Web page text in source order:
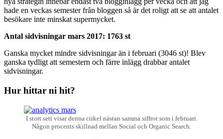
hade en veckas semester från bloggen så är det roligt att se att antalet
besökare inte minskat supermycket.
Antal sidvisningar mars 2017: 1763 st
Ganska mycket mindre sidvisningar än i februari (3046 st)! Blev
ganska tydligt att semestern och färre inlägg drabbar antalet
sidvisningar.
Hur hittar ni hit?
I stort sett visar denna cirkel nästan samma siffror som i februari.
Någon procents skillnad mellan Social och Organic Search.